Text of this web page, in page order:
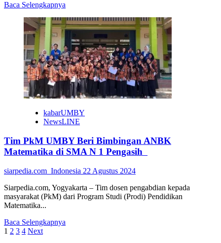
Baca Selengkapnya
about
Prodi
Magister
Ilmu
Pangan
UMBY
Raih
Akreditasi
Baik
kabarUMBY
NewsLINE
Tim PkM UMBY Beri Bimbingan ANBK
Matematika di SMA N 1 Pengasih
siarpedia.com_Indonesia 22 Agustus 2024
Siarpedia.com, Yogyakarta – Tim dosen pengabdian kepada
masyarakat (PkM) dari Program Studi (Prodi) Pendidikan
Matematika...
Baca Selengkapnya
Paginasi
1 2 3 4 Next